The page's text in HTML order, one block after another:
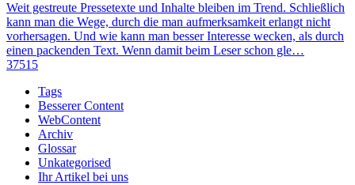
Weit gestreute Pressetexte und Inhalte bleiben im Trend. Schließlich
kann man die Wege, durch die man aufmerksamkeit erlangt nicht
vorhersagen. Und wie kann man besser Interesse wecken, als durch
einen packenden Text. Wenn damit beim Leser schon gle…
37515
Tags
Besserer Content
WebContent
Archiv
Glossar
Unkategorised
Ihr Artikel bei uns